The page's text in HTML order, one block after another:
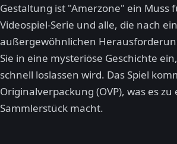
Gestaltung ist "Amerzone" ein Muss
Videospiel-Serie und alle, die nach
außergewöhnlichen
Sie in eine mysteriöse Geschichte
schnell loslassen wird. Das Spiel
Originalverpackung (OVP), was es
Sammlerstück macht.